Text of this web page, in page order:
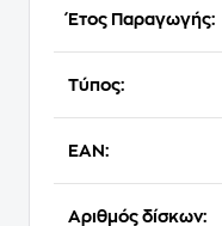
Έτος Παραγωγής:
Τύπος:
EAN:
Αριθμός δίσκων: